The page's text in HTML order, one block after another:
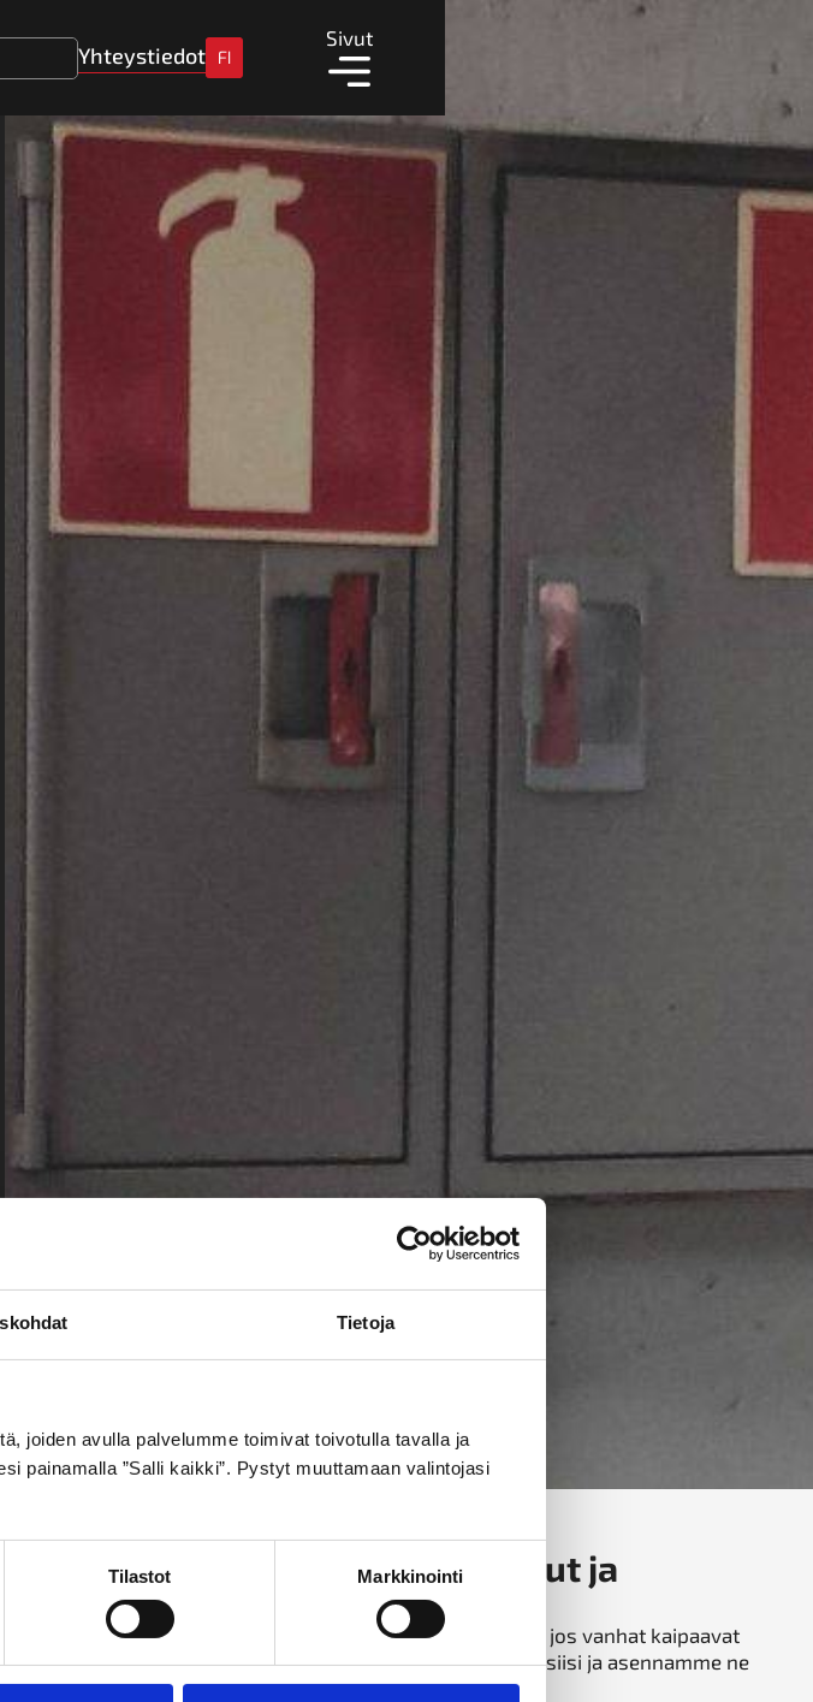
Tietoja
joiden avulla palvelumme toimivat toivotulla tavalla ja
painamalla ”Salli kaikki”. Pystyt muuttamaan valintojasi
Tilastot Markkinointi
Yhteystiedot FI
Myös uudet pikapalopostit, letkut ja
suuttimet
Meiltä saat myös uudet pikapalopostit, letkut ja suuttimet, jos vanhat kaipaavat
vaihtoa. Autamme sinua valitsemaan oikeat tuotteet tarpeisiisi ja asennamme ne
ammattitaidolla.